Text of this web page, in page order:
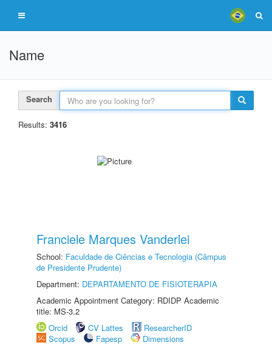
Name
Search
Results: 3416
Franciele Marques Vanderlei
School: Faculdade de Ciências e Tecnologia (Câmpus
de Presidente Prudente)
Department: DEPARTAMENTO DE FISIOTERAPIA
Academic Appointment Category: RDIDP Academic
title: MS-3.2
Orcid
CV Lattes
ResearcherID
Scopus
Fapesp
Dimensions